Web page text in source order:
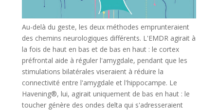
Au-delà du geste, les deux méthodes emprunteraient
des chemins neurologiques différents. L'EMDR agirait à
la fois de haut en bas et de bas en haut : le cortex
préfrontal aide à réguler l'amygdale, pendant que les
stimulations bilatérales viseraient à réduire la
connectivité entre l'amygdale et l'hippocampe. Le
Havening®, lui, agirait uniquement de bas en haut : le
toucher génère des ondes delta qui s'adresseraient